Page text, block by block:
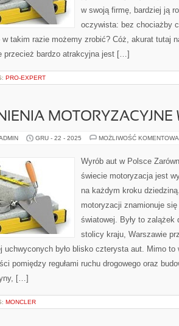
w swoją firmę, bardziej ją
oczywista: bez chociażby
takim razie możemy zrobić? Cóż, akurat tutaj
przecież bardzo atrakcyjna jest […]
PRO-EXPERT
MOTORYZACYJNE
GRU - 22 - 2025 MOŻLIWOŚĆ
Wyrób aut w Polsce
świecie motoryzacja jest
na każdym kroku
motoryzacji znamionuje
światowej. Były to zalążek
stolicy kraju, Warszawie
uchwyconych było blisko czterysta aut. Mimo
pomiędzy regułami ruchu drogowego oraz
[…]
MONCLER